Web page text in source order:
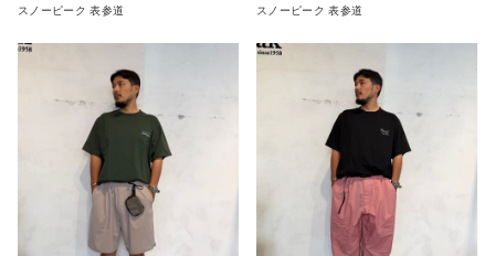
スノーピーク 表参道
スノーピーク 表参道